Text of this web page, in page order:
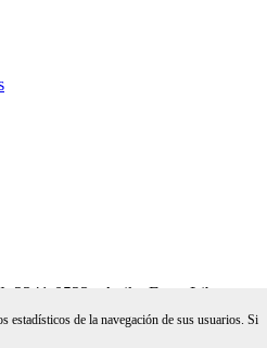
2341-0523 - Anika Entre Libros
online |
estadísticos de la navegación de sus usuarios. Si